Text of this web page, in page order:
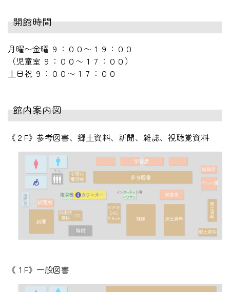
開館時間
月曜〜金曜 ９：００～１９：００
（児童室 ９：００～１７：００）
土日祝 ９：００～１７：００
館内案内図
《２F》参考図書、郷土資料、新聞、雑誌、視聴覚資料
《１F》一般図書